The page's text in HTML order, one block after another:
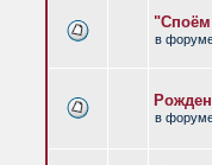
"Споём
в
в